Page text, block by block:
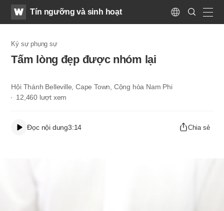
WATVTín ngưỡng và sinh hoạt
Language
Search
Submit
Ký sự phụng sự
Tấm lòng đẹp được nhóm lại
Hội Thánh Belleville, Cape Town, Cộng hòa Nam Phi
12,460 lượt xem
Đọc nội dung3:14 Chia sẻ